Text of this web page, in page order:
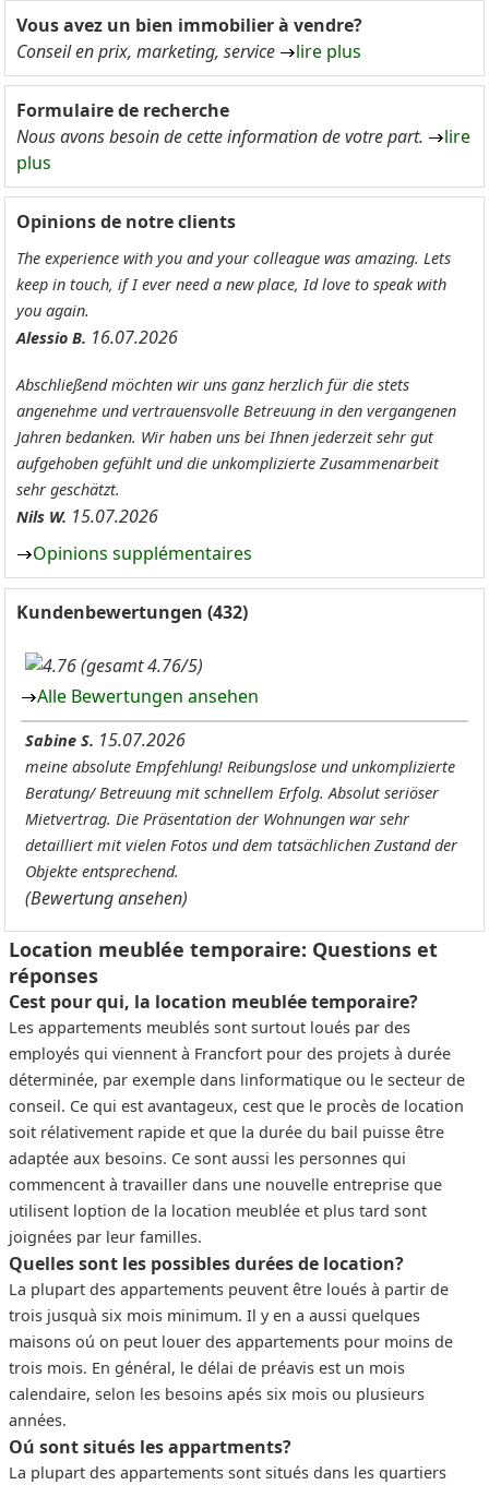
Vous avez un bien immobilier à vendre?
Conseil en prix, marketing, service
lire plus
Formulaire de recherche
Nous avons besoin de cette information de votre part.
lire
plus
Opinions de notre clients
The experience with you and your colleague was amazing. Lets
keep in touch, if I ever need a new place, Id love to speak with
you again.
Alessio B. 16.07.2026
Abschließend möchten wir uns ganz herzlich für die stets
angenehme und vertrauensvolle Betreuung in den vergangenen
Jahren bedanken. Wir haben uns bei Ihnen jederzeit sehr gut
aufgehoben gefühlt und die unkomplizierte Zusammenarbeit
sehr geschätzt.
Nils W. 15.07.2026
Opinions supplémentaires
Kundenbewertungen (432)
(gesamt 4.76/5)
Alle Bewertungen ansehen
Sabine S. 15.07.2026
meine absolute Empfehlung! Reibungslose und unkomplizierte
Beratung/ Betreuung mit schnellem Erfolg. Absolut seriöser
Mietvertrag. Die Präsentation der Wohnungen war sehr
detailliert mit vielen Fotos und dem tatsächlichen Zustand der
Objekte entsprechend.
(Bewertung ansehen)
Location meublée temporaire: Questions et
réponses
Cest pour qui, la location meublée temporaire?
Les appartements meublés sont surtout loués par des
employés qui viennent à Francfort pour des projets à durée
déterminée, par exemple dans linformatique ou le secteur de
conseil. Ce qui est avantageux, cest que le procès de location
soit rélativement rapide et que la durée du bail puisse être
adaptée aux besoins. Ce sont aussi les personnes qui
commencent à travailler dans une nouvelle entreprise que
utilisent loption de la location meublée et plus tard sont
joignées par leur familles.
Quelles sont les possibles durées de location?
La plupart des appartements peuvent être loués à partir de
trois jusquà six mois minimum. Il y en a aussi quelques
maisons oú on peut louer des appartements pour moins de
trois mois. En général, le délai de préavis est un mois
calendaire, selon les besoins apés six mois ou plusieurs
années.
Oú sont situés les appartments?
La plupart des appartements sont situés dans les quartiers